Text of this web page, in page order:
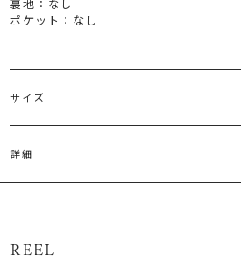
裏地：なし
ポケット：なし
サイズ
詳細
メーカー品番：6525304006
REEL